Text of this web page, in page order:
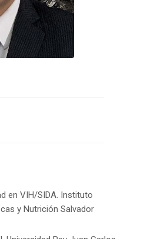
en VIH/SIDA. Instituto
y Nutrición Salvador